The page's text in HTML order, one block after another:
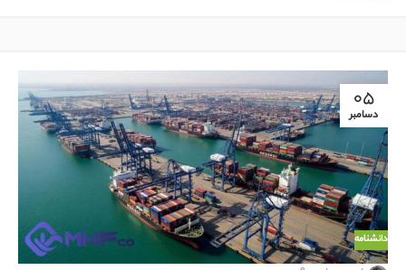
05
دسامبر
دانشنامه